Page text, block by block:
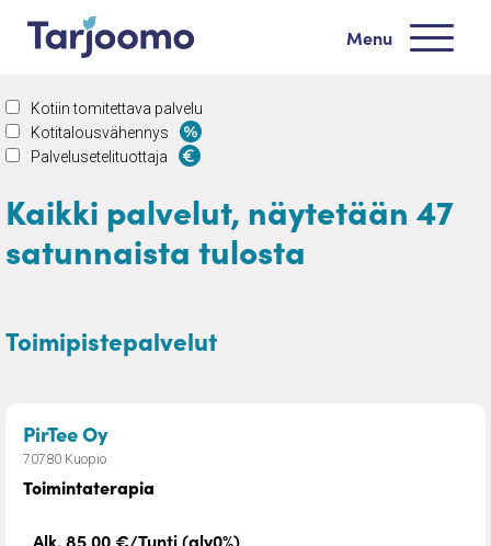
Siirry sisältöön
Menu
Kotiin tomitettava palvelu
Kotitalousvähennys
Palvelusetelituottaja
Kaikki palvelut, näytetään 47
satunnaista tulosta
Toimipistepalvelut
PirTee Oy– Toimintaterapia
70780 Kuopio
Toimintaterapia
Alk. 85,00 €/Tunti (alv0%)